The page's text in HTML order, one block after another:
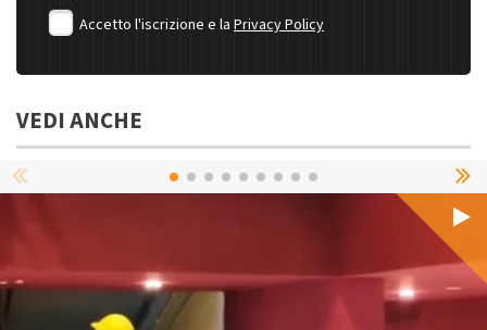
Accetto l'iscrizione e la Privacy Policy
VEDI ANCHE